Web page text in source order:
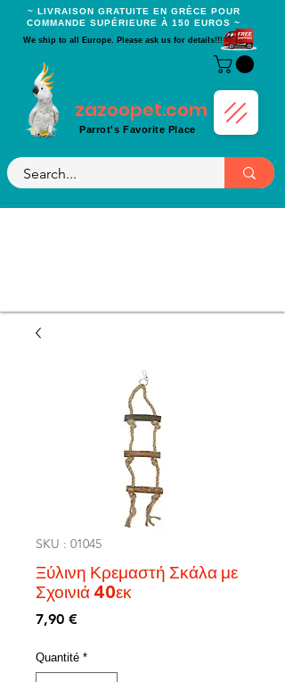
~ LIVRAISON GRATUITE EN GRÈCE POUR
COMMANDE SUPÉRIEURE À 150 EUROS ~
We ship to all Europe. Please ask us for details!!!
zazoopet.com
Parrot's Favorite Place
SKU : 01045
Ξύλινη Κρεμαστή Σκάλα με
Σχοινιά 40εκ
7,90 €Prix
Quantité *